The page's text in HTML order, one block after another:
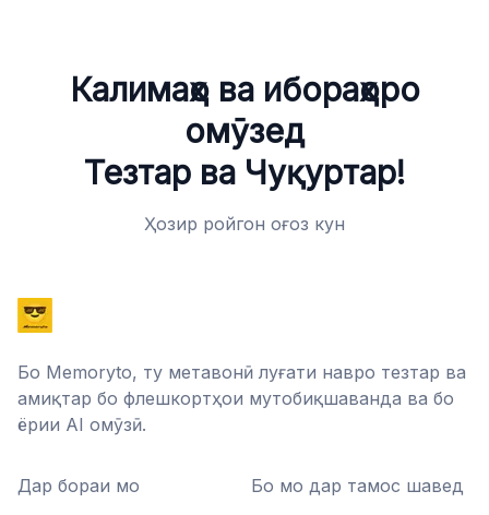
Калимаҳо ва ибораҳоро
омӯзед
Тезтар ва Чуқуртар!
Ҳозир ройгон оғоз кун
Бо Memoryto, ту метавонӣ луғати навро тезтар ва
амиқтар бо флешкортҳои мутобиқшаванда ва бо
ёрии AI омӯзӣ.
Дар бораи мо
Бо мо дар тамос шавед